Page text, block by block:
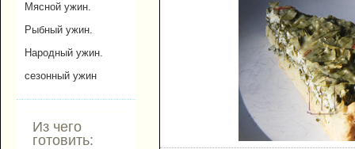
Мясной ужин.
Рыбный ужин.
Народный ужин.
сезонный ужин
Из чего
готовить: